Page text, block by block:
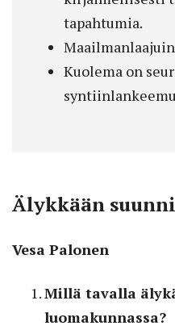
tapahtumia.
Kuolema on
Älykkään
Vesa Palonen
Millä tavalla
luomakunnassa?